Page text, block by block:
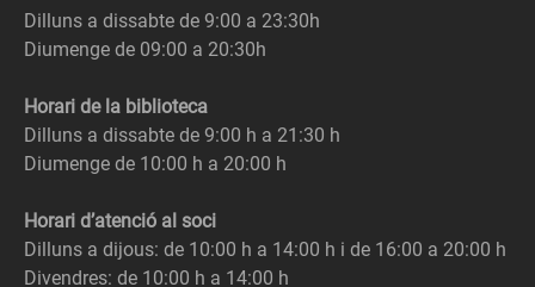
Dilluns a dissabte de 9:00 a 23:30h
Diumenge de 09:00 a 20:30h
Horari de la biblioteca
Dilluns a dissabte de 9:00 h a 21:30 h
Diumenge de 10:00 h a 20:00 h
Horari d’atenció al soci
Dilluns a dijous: de 10:00 h a 14:00 h i de 16:00 a 20:00 h
Divendres: de 10:00 h a 14:00 h